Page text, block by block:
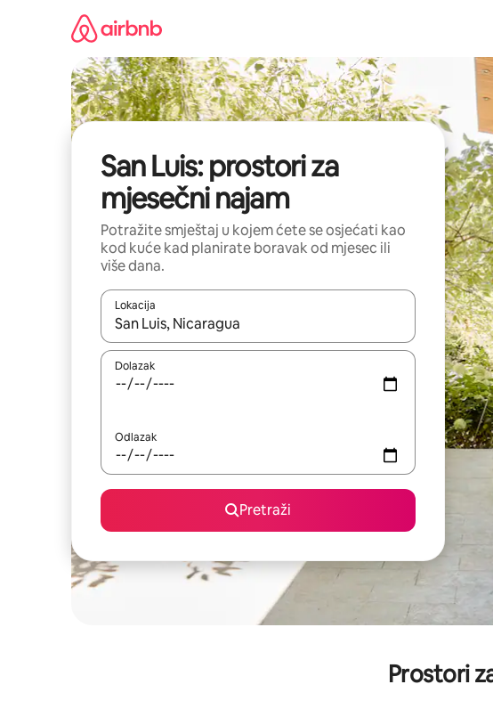
San Luis: prostori za
mjesečni najam
Potražite smještaj u kojem ćete se osjećati kao
kod kuće kad planirate boravak od mjesec ili
više dana.
Lokacija
Kada budu dostupni rezultati, moći ćete ih pregledati koristeći
Dolazak
Odlazak
Pretraži
Prostori